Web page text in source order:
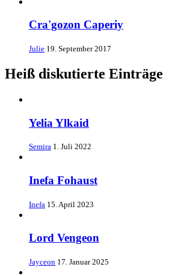
Cra'gozon Caperiy
Julie 19. September 2017
Heiß diskutierte Einträge
Yelia Ylkaid
Semira 1. Juli 2022
Inefa Fohaust
Inefa 15. April 2023
Lord Vengeon
Jayceon 17. Januar 2025